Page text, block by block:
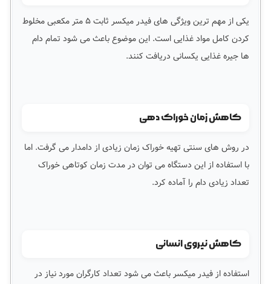
یکی از مهم ترین ویژگی های فیدر میکسر ثابت ۵ متر مکعبی مخلوط
کردن کامل مواد غذایی است. این موضوع باعث می شود تمام دام
ها جیره غذایی یکسانی دریافت کنند.
کاهش زمان خوراک دهی
در روش های سنتی تهیه خوراک زمان زیادی از دامدار می گرفت. اما
با استفاده از این دستگاه می توان در مدت زمان کوتاهی خوراک
تعداد زیادی دام را آماده کرد.
کاهش نیروی انسانی
استفاده از فیدر میکسر باعث می شود تعداد کارگران مورد نیاز در